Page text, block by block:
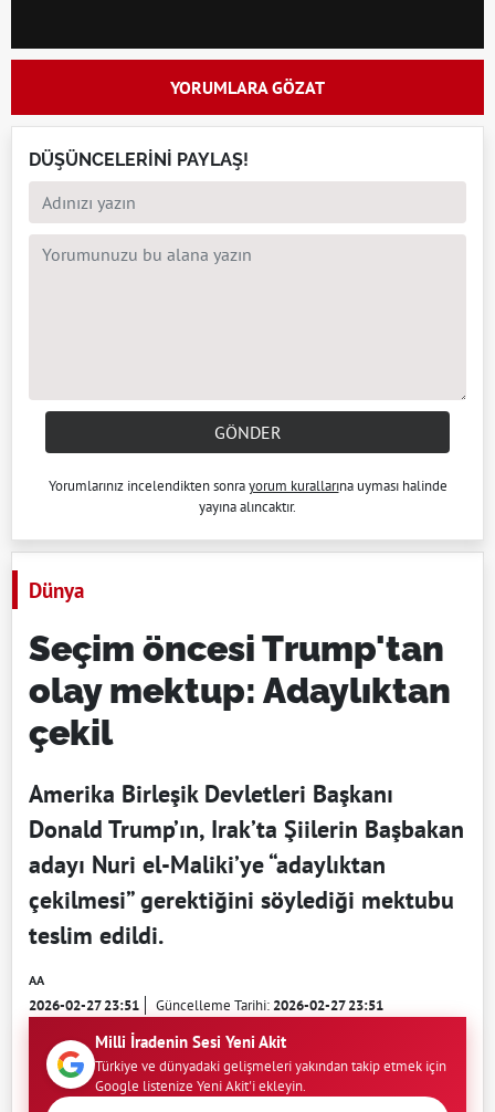
YORUMLARA GÖZAT
DÜŞÜNCELERİNİ PAYLAŞ!
GÖNDER
Yorumlarınız incelendikten sonrayorum kurallarına uyması halinde
yayına alıncaktır.
Dünya
Seçim öncesi Trump'tan
olay mektup: Adaylıktan
çekil
Amerika Birleşik Devletleri Başkanı
Donald Trump’ın, Irak’ta Şiilerin Başbakan
adayı Nuri el-Maliki’ye “adaylıktan
çekilmesi” gerektiğini söylediği mektubu
teslim edildi.
AA
2026-02-27 23:51 Güncelleme Tarihi:2026-02-27 23:51
Milli İradenin Sesi Yeni Akit
Türkiye ve dünyadaki gelişmeleri yakından takip etmek için
Google listenize Yeni Akit'i ekleyin.